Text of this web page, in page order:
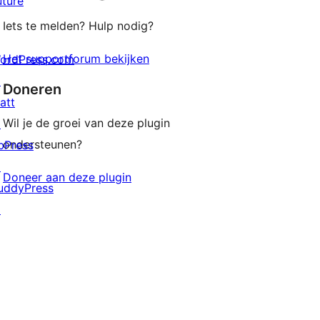
Iets te melden? Hulp nodig?
Het supportforum bekijken
Doneren
Wil je de groei van deze plugin
ondersteunen?
Doneer aan deze plugin